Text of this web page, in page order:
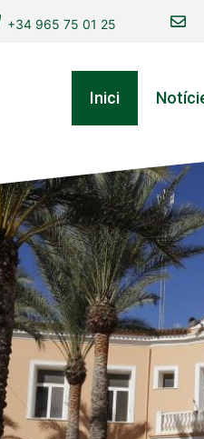
+34 965 75 01 25
Inici